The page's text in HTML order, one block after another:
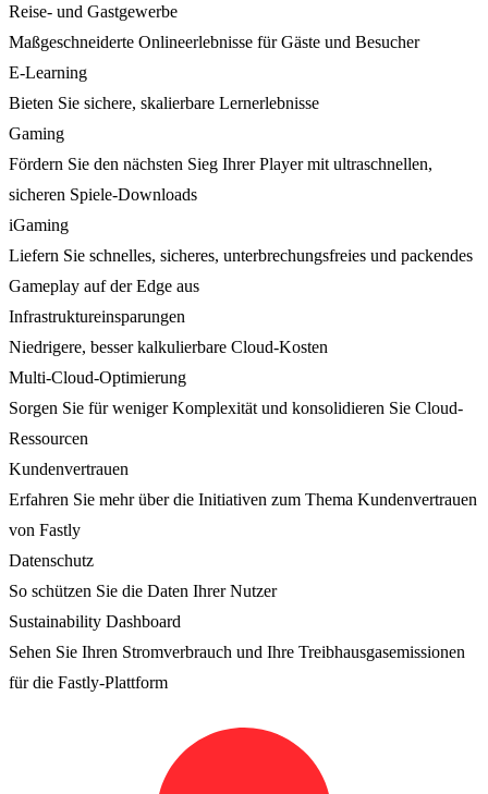
Reise- und Gastgewerbe
Maßgeschneiderte Onlineerlebnisse für Gäste und Besucher
E-Learning
Bieten Sie sichere, skalierbare Lernerlebnisse
Gaming
Fördern Sie den nächsten Sieg Ihrer Player mit ultraschnellen,
sicheren Spiele-Downloads
iGaming
Liefern Sie schnelles, sicheres, unterbrechungsfreies und packendes
Gameplay auf der Edge aus
Infrastruktureinsparungen
Niedrigere, besser kalkulierbare Cloud-Kosten
Multi-Cloud-Optimierung
Sorgen Sie für weniger Komplexität und konsolidieren Sie Cloud-
Ressourcen
Kundenvertrauen
Erfahren Sie mehr über die Initiativen zum Thema Kundenvertrauen
von Fastly
Datenschutz
So schützen Sie die Daten Ihrer Nutzer
Sustainability Dashboard
Sehen Sie Ihren Stromverbrauch und Ihre Treibhausgasemissionen
für die Fastly-Plattform